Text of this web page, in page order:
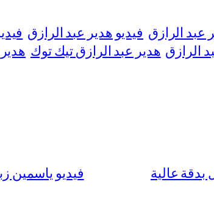
عبد الرازق فيديو هدير عبد الرازق
الرازق هدير عبد الرازق تيك توك
فيديو ياسمين زباري